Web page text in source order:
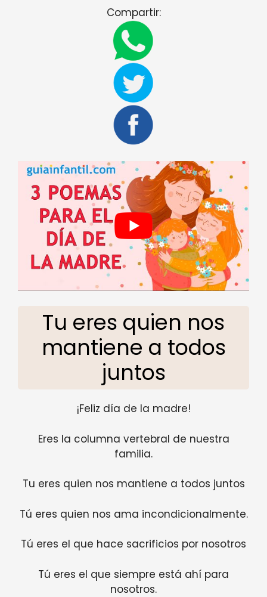
Compartir:
Tu eres quien nos
mantiene a todos
juntos
¡Feliz día de la madre!
Eres la columna vertebral de nuestra
familia.
Tu eres quien nos mantiene a todos juntos
Tú eres quien nos ama incondicionalmente.
Tú eres el que hace sacrificios por nosotros
Tú eres el que siempre está ahí para
nosotros.